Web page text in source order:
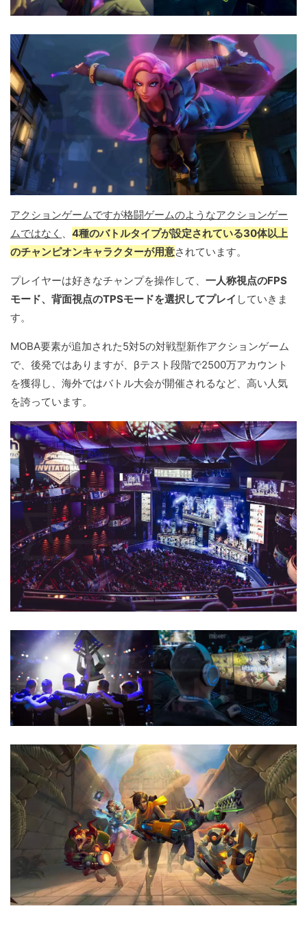
アクションゲームですが格闘ゲームのようなアクションゲー
ムではなく
4種のバトルタイプが設定されている30体以上
のチャンピオンキャラクターが用意されています。
プレイヤーは好きなチャンプを操作して、 一人称視点のFPS
モード、背面視点のTPSモードを選択してプレイ していきま
す。
MOBA要素が追加された5対5の対戦型新作アクションゲーム
で、後発ではありますが、βテスト段階で2500万アカウント
を獲得し、海外ではバトル大会が開催されるなど、高い人気
を誇っています。